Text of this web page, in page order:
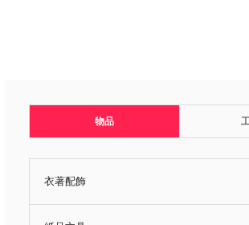
物品
衣著配飾